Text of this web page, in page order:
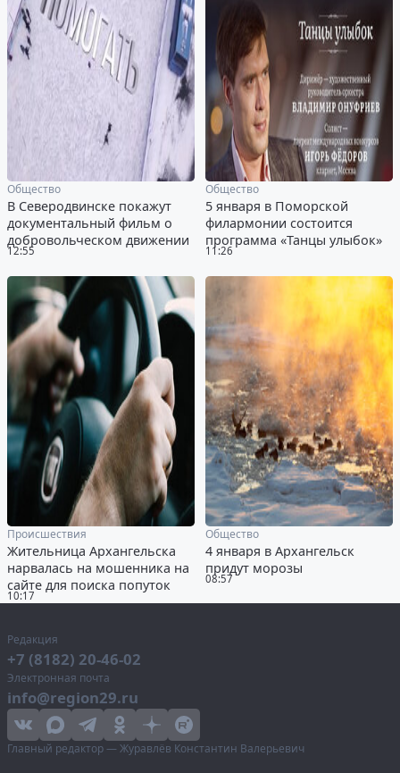
12:55
Общество
В Северодвинске покажут
документальный фильм о
добровольческом движении
11:26
Общество
5 января в Поморской
филармонии состоится
программа «Танцы улыбок»
10:17
Происшествия
Жительница Архангельска
нарвалась на мошенника на
сайте для поиска попуток
08:57
Общество
4 января в Архангельск
придут морозы
Редакция
+7 (8182) 20-46-02
Электронная почта
info@region29.ru
Главный редактор — Журавлёв Константин Валерьевич